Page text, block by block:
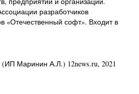
разработчиков
«Отечественный софт». Входит в
(ИП Маринин А.Л.) 12news.ru, 2021